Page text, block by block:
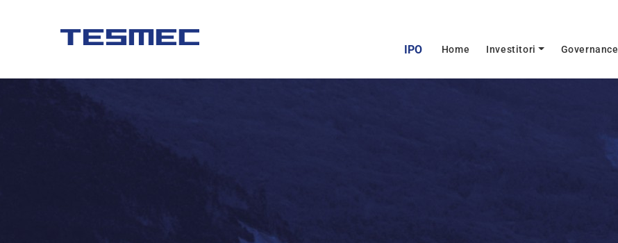
IPO Home (current)
Investitori Governance